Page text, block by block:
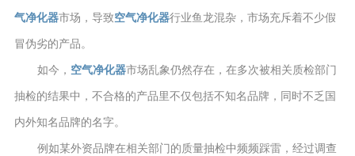
气净化器市场，导致空气净化器行业鱼龙混杂，市场充斥着不少假
冒伪劣的产品。
如今， 空气净化器市场乱象仍然存在，在多次被相关质检部门
抽检的结果中，不合格的产品里不仅包括不知名品牌，同时不乏国
内外知名品牌的名字。
例如某外资品牌在相关部门的质量抽检中频频踩雷，经过调查